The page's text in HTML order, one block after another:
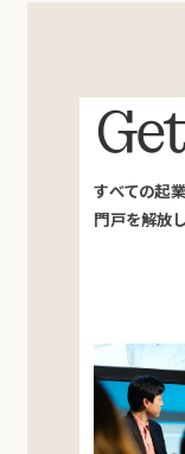
すべての起
門戸を解放